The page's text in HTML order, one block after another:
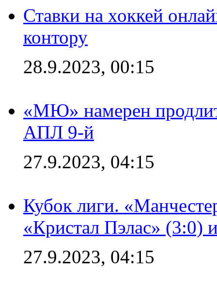
Ставки на хоккей
контору
28.9.2023, 00:15
«МЮ» намерен
АПЛ 9-й
27.9.2023, 04:15
Кубок лиги.
«Кристал Пэлас» (3:0)
27.9.2023, 04:15